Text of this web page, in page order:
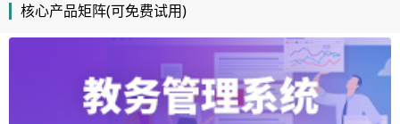
核心产品矩阵(可免费试用)